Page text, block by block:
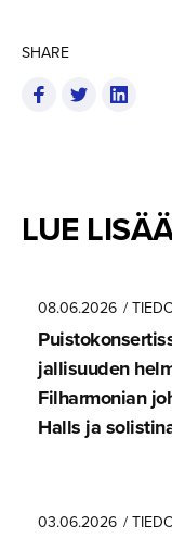
SHARE
LUE
08.06.2026 /
jal­li­suuden
Filharmonian
Halls ja
03.06.2026 /